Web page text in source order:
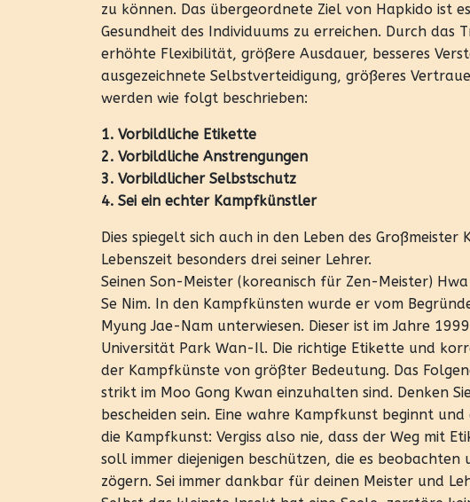
zu können. Das übergeordnete Ziel von Hapkido ist
Gesundheit des Individuums zu erreichen. Durch
erhöhte Flexibilität, größere Ausdauer, besseres
ausgezeichnete Selbstverteidigung, größeres
werden wie folgt beschrieben:
1. Vorbildliche Etikette
2. Vorbildliche Anstrengungen
3. Vorbildlicher Selbstschutz
4. Sei ein echter Kampfkünstler
Dies spiegelt sich auch in den Leben des
Lebenszeit besonders drei seiner Lehrer.
Seinen Son-Meister (koreanisch für Zen-Meister)
Se Nim. In den Kampfkünsten wurde er vom
Myung Jae-Nam unterwiesen. Dieser ist im Jahre
Universität Park Wan-Il. Die richtige Etikette und
der Kampfkünste von größter Bedeutung. Das
strikt im Moo Gong Kwan einzuhalten sind. Denken
bescheiden sein. Eine wahre Kampfkunst beginnt
die Kampfkunst: Vergiss also nie, dass der Weg mit
soll immer diejenigen beschützen, die es
zögern. Sei immer dankbar für deinen Meister und